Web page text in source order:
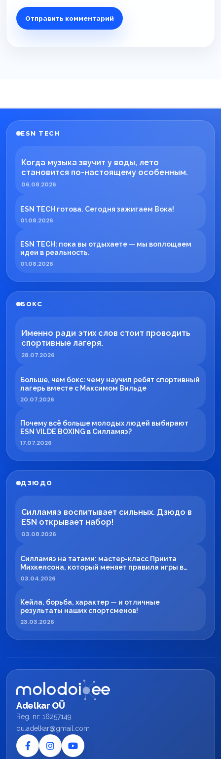
ESN TECH
Когда музыка звучит у воды, лето
становится по-настоящему особенным.
06.08.2026
ESN TECH готова. Сегодня зажигаем Вока!
01.08.2026
ESN TECH: пока вы отдыхаете — мы воплощаем
идеи в реальность.
01.08.2026
БОКС
Именно ради этих слов стоит проводить
спортивные лагеря.
28.07.2026
Больше, чем бокс: чему научил ребят спортивный
лагерь вместе с Максимом Вильде
20.07.2026
Почему всё больше молодых людей выбирают
ESN VILDE BOXING в Силламяэ?
17.07.2026
ДЗЮДО
Силламяэ воспитывает сильных. Дзюдо в
ESN открывает набор!
03.08.2026
Силламяэ на татами: мастер-класс Приита
Михкелсона, который меняет правила игры в
регионе
03.04.2026
Кейла, борьба, характер — и отличные
результаты наших спортсменов!
23.03.2026
Adelkar OÜ
Reg. nr: 16257149
ou.adelkar@gmail.com